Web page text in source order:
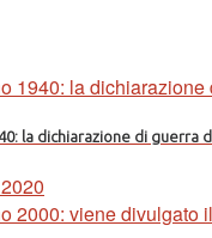
la dichiarazione di guerra